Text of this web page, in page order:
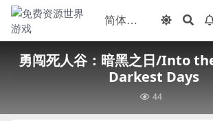
勇闯死人谷：暗黑之日/Into
Darkest Days
44